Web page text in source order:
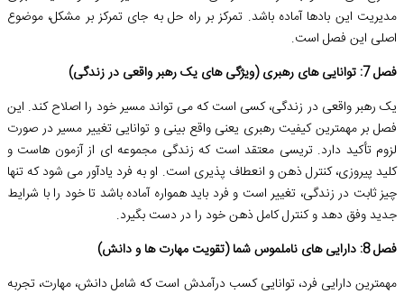
مدیریت این بادها آماده باشد. تمرکز بر راه حل به جای تمرکز بر مشکل، موضوع
اصلی این فصل است.
فصل 7: توانایی های رهبری (ویژگی های یک رهبر واقعی در زندگی)
یک رهبر واقعی در زندگی، کسی است که می تواند مسیر خود را اصلاح کند. این
فصل بر مهمترین کیفیت رهبری یعنی واقع بینی و توانایی تغییر مسیر در صورت
لزوم تأکید دارد. تریسی معتقد است که زندگی مجموعه ای از آزمون هاست و
کلید پیروزی، کنترل ذهن و انعطاف پذیری است. او به فرد یادآور می شود که تنها
چیز ثابت در زندگی، تغییر است و فرد باید همواره آماده باشد تا خود را با شرایط
جدید وفق دهد و کنترل کامل ذهن خود را در دست بگیرد.
فصل 8: دارایی های ناملموس شما (تقویت مهارت ها و دانش)
مهمترین دارایی فرد، توانایی کسب درآمدش است که شامل دانش، مهارت، تجربه